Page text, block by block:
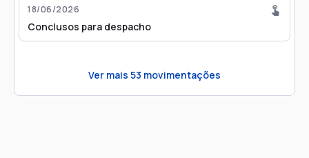
18/06/2026
Conclusos para despacho
Ver mais 53 movimentações